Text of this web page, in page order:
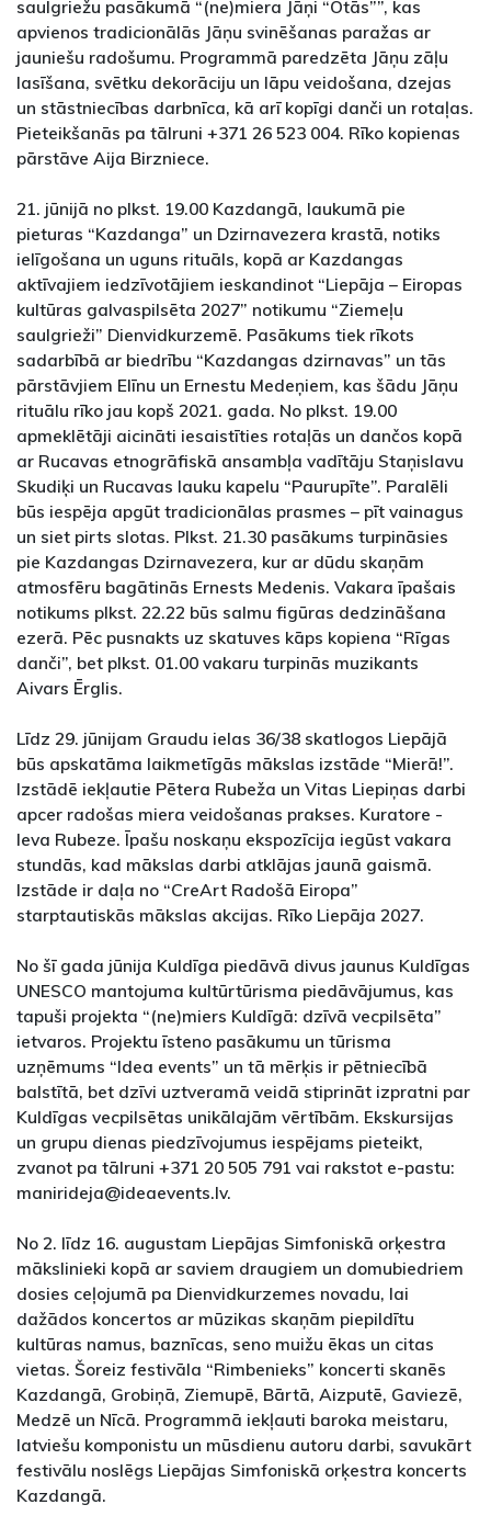
saulgriežu pasākumā “(ne)miera Jāņi “Otās””, kas
apvienos tradicionālās Jāņu svinēšanas paražas ar
jauniešu radošumu. Programmā paredzēta Jāņu zāļu
lasīšana, svētku dekorāciju un lāpu veidošana, dzejas
un stāstniecības darbnīca, kā arī kopīgi danči un rotaļas.
Pieteikšanās pa tālruni +371 26 523 004. Rīko kopienas
pārstāve Aija Birzniece.
21. jūnijā no plkst. 19.00 Kazdangā, laukumā pie
pieturas “Kazdanga” un Dzirnavezera krastā, notiks
ielīgošana un uguns rituāls, kopā ar Kazdangas
aktīvajiem iedzīvotājiem ieskandinot “Liepāja – Eiropas
kultūras galvaspilsēta 2027” notikumu “Ziemeļu
saulgrieži” Dienvidkurzemē. Pasākums tiek rīkots
sadarbībā ar biedrību “Kazdangas dzirnavas” un tās
pārstāvjiem Elīnu un Ernestu Medeņiem, kas šādu Jāņu
rituālu rīko jau kopš 2021. gada. No plkst. 19.00
apmeklētāji aicināti iesaistīties rotaļās un dančos kopā
ar Rucavas etnogrāfiskā ansambļa vadītāju Staņislavu
Skudiķi un Rucavas lauku kapelu “Paurupīte”. Paralēli
būs iespēja apgūt tradicionālas prasmes – pīt vainagus
un siet pirts slotas. Plkst. 21.30 pasākums turpināsies
pie Kazdangas Dzirnavezera, kur ar dūdu skaņām
atmosfēru bagātinās Ernests Medenis. Vakara īpašais
notikums plkst. 22.22 būs salmu figūras dedzināšana
ezerā. Pēc pusnakts uz skatuves kāps kopiena “Rīgas
danči”, bet plkst. 01.00 vakaru turpinās muzikants
Aivars Ērglis.
Līdz 29. jūnijam Graudu ielas 36/38 skatlogos Liepājā
būs apskatāma laikmetīgās mākslas izstāde “Mierā!”.
Izstādē iekļautie Pētera Rubeža un Vitas Liepiņas darbi
apcer radošas miera veidošanas prakses. Kuratore -
Ieva Rubeze. Īpašu noskaņu ekspozīcija iegūst vakara
stundās, kad mākslas darbi atklājas jaunā gaismā.
Izstāde ir daļa no “CreArt Radošā Eiropa”
starptautiskās mākslas akcijas. Rīko Liepāja 2027.
No šī gada jūnija Kuldīga piedāvā divus jaunus Kuldīgas
UNESCO mantojuma kultūrtūrisma piedāvājumus, kas
tapuši projekta “(ne)miers Kuldīgā: dzīvā vecpilsēta”
ietvaros. Projektu īsteno pasākumu un tūrisma
uzņēmums “Idea events” un tā mērķis ir pētniecībā
balstītā, bet dzīvi uztveramā veidā stiprināt izpratni par
Kuldīgas vecpilsētas unikālajām vērtībām. Ekskursijas
un grupu dienas piedzīvojumus iespējams pieteikt,
zvanot pa tālruni +371 20 505 791 vai rakstot e-pastu:
manirideja@ideaevents.lv.
No 2. līdz 16. augustam Liepājas Simfoniskā orķestra
mākslinieki kopā ar saviem draugiem un domubiedriem
dosies ceļojumā pa Dienvidkurzemes novadu, lai
dažādos koncertos ar mūzikas skaņām piepildītu
kultūras namus, baznīcas, seno muižu ēkas un citas
vietas. Šoreiz festivāla “Rimbenieks” koncerti skanēs
Kazdangā, Grobiņā, Ziemupē, Bārtā, Aizputē, Gaviezē,
Medzē un Nīcā. Programmā iekļauti baroka meistaru,
latviešu komponistu un mūsdienu autoru darbi, savukārt
festivālu noslēgs Liepājas Simfoniskā orķestra koncerts
Kazdangā.